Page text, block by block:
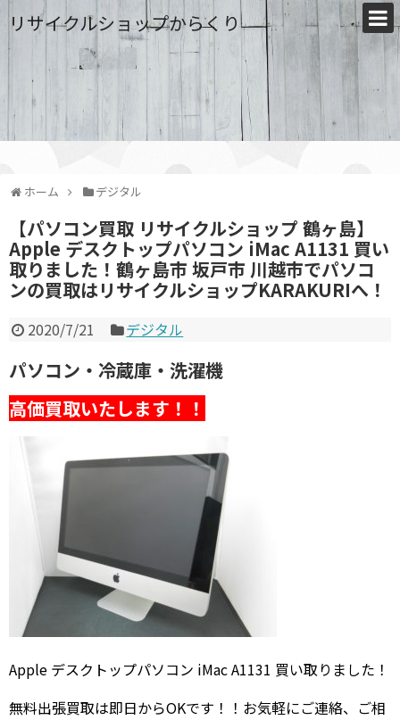
リサイクルショップからくり
ホーム デジタル
【パソコン買取 リサイクルショップ 鶴ヶ島】
Apple デスクトップパソコン iMac A1131 買い
取りました！鶴ヶ島市 坂戸市 川越市でパソコ
ンの買取はリサイクルショップKARAKURIへ！
2020/7/21 デジタル
パソコン・冷蔵庫・洗濯機
高価買取いたします！！
Apple デスクトップパソコン iMac A1131 買い取りました！
無料出張買取は即日からOKです！！お気軽にご連絡、ご相